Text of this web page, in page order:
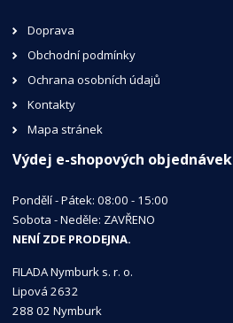
Doprava
Obchodní podmínky
Ochrana osobních údajů
Kontakty
Mapa stránek
Výdej e-shopových objednávek
Pondělí - Pátek: 08:00 - 15:00
Sobota - Neděle: ZAVŘENO
NENÍ ZDE PRODEJNA.
FILADA Nymburk s. r. o.
Lipová 2632
288 02 Nymburk